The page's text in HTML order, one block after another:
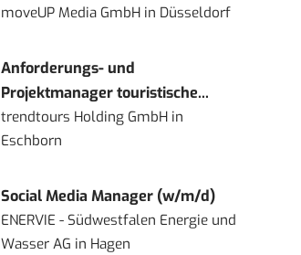
moveUP Media GmbH in Düsseldorf
Anforderungs- und
Projektmanager touristische...
trendtours Holding GmbH in
Eschborn
Social Media Manager (w/m/d)
ENERVIE - Südwestfalen Energie und
Wasser AG in Hagen